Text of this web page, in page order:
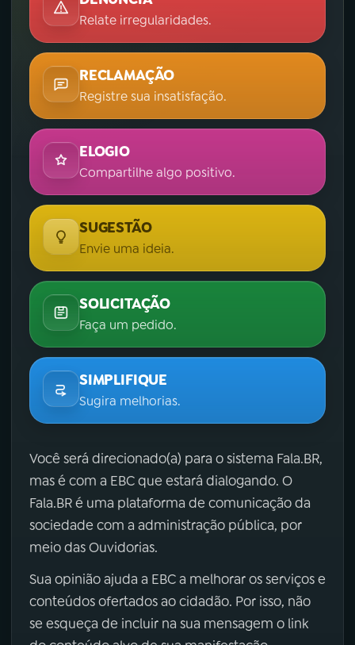
Relate irregularidades.
RECLAMAÇÃO
Registre sua insatisfação.
ELOGIO
Compartilhe algo positivo.
SUGESTÃO
Envie uma ideia.
SOLICITAÇÃO
Faça um pedido.
SIMPLIFIQUE
Sugira melhorias.
Você será direcionado(a) para o sistema Fala.BR,
mas é com a EBC que estará dialogando. O
Fala.BR é uma plataforma de comunicação da
sociedade com a administração pública, por
meio das Ouvidorias.
Sua opinião ajuda a EBC a melhorar os serviços e
conteúdos ofertados ao cidadão. Por isso, não
se esqueça de incluir na sua mensagem o link